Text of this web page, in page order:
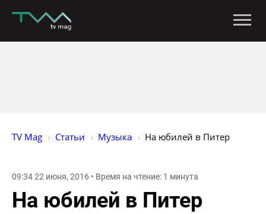
TV Mag Статьи Музыка На юбилей в Питер
09:34 22 июня, 2016 • Время на чтение: 1 минута
На юбилей в Питер